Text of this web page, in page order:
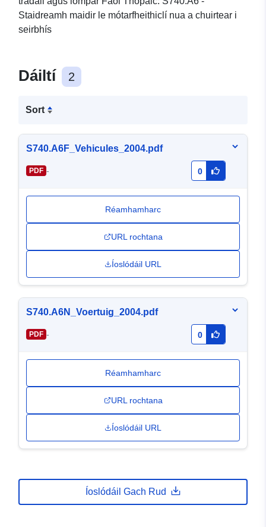
Staidreamh maidir le mótarfheithiclí nua a chuirtear i
seirbhís
Dáiltí 2
Sort
S740.A6F_Vehicules_2004.pdf
PDF - 0
Réamhamharc
URL rochtana
Íoslódáil URL
S740.A6N_Voertuig_2004.pdf
PDF - 0
Réamhamharc
URL rochtana
Íoslódáil URL
Íoslódáil Gach Rud